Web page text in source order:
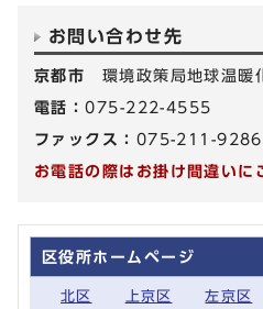
お問い合わせ先
京都市 環境政策局地球温暖
電話：075-222-4555
ファックス： 075-211-9286
お電話の際はお掛け間違いに
区役所ホームページ
北区 上京区 左京区